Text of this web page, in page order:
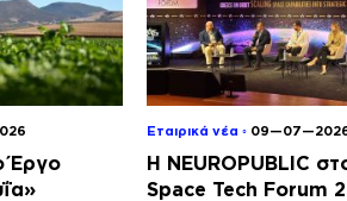
Έργο
Εταιρικά νέα ◦
Η NEUROPUBLIC
Space Tech Forum